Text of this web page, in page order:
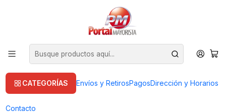
CATEGORÍAS Envíos y RetirosPagosDirección y Horarios
Contacto